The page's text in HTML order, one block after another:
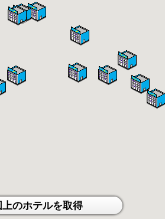
上のホテルを取得